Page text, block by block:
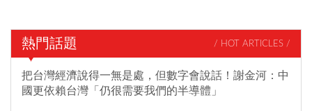
熱門話題 / HOT ARTICLES /
把台灣經濟說得一無是處，但數字會說話！謝金河：中
國更依賴台灣「仍很需要我們的半導體」